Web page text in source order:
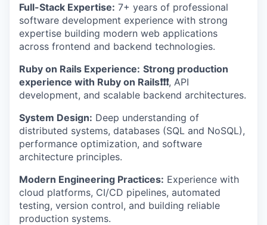
Full-Stack Expertise: 7+ years of professional
software development experience with strong
expertise building modern web applications
across frontend and backend technologies.
Ruby on Rails Experience: Strong production
experience with Ruby on Rails❗❗❗, API
development, and scalable backend architectures.
System Design: Deep understanding of
distributed systems, databases (SQL and NoSQL),
performance optimization, and software
architecture principles.
Modern Engineering Practices: Experience with
cloud platforms, CI/CD pipelines, automated
testing, version control, and building reliable
production systems.